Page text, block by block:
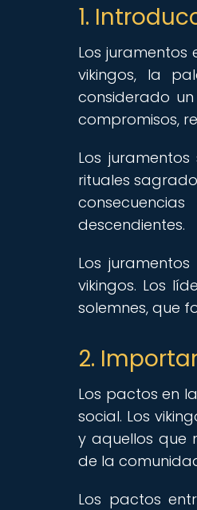
1.
Los
vikingos, la
considerado
compromisos,
Los
rituales
descendientes.
Los
vikingos. Los
solemnes, que
2.
Los pactos en
social. Los
y aquellos que
de la
Los pactos